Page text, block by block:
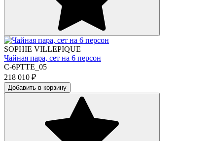
SOPHIE VILLEPIQUE
Чайная пара, сет на 6 персон
C-6PTTE_05
218 010 ₽
Добавить в корзину